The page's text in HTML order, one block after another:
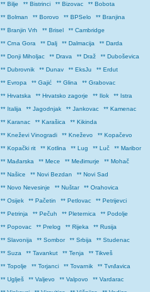
** Bilje
** Bistrinci ** Bizovac
** Bobota
** Bolman
** Borovo ** BPSelo
** Branjina
** Branjin Vrh
** Brisel
** Cambridge
** Crna Gora
** Dalj ** Dalmacija
** Darda
** Donji Miholjac
** Drava ** Draž
** Duboševica
** Dubrovnik
** Dunav ** EksJu
** Erdut
** Evropa
** Gajić ** Glina
** Grabovac
** Hrvatska
** Hrvatsko zagorje ** Ilok
** Istra
** Italija
** Jagodnjak ** Jankovac
** Kamenac
** Karanac
** Karašica
** Kikinda
** Kneževi Vinogradi
** Kneževo
** Kopačevo
** Kopački rit
** Kotlina ** Lug ** Luč
** Maribor
** Mađarska
** Mece ** Međimurje
** Mohač
** Našice
** Novi Bezdan
** Novi Sad
** Novo Nevesinje
** Nuštar
** Orahovica
** Osijek
** Pačetin ** Petlovac
** Petrijevci
** Petrinja
** Pečuh ** Pleternica
** Podolje
** Popovac
** Prelog ** Rijeka
** Rusija
** Slavonija
** Sombor ** Srbija
** Studenac
** Suza
** Tavankut ** Tenja
** Tikveš
** Topolje
** Torjanci ** Tovarnik
** Tvrđavica
** Uglješ
** Valjevo ** Valpovo
** Vardarac